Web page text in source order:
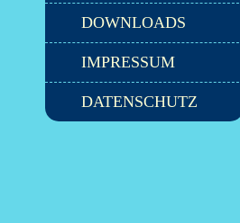
DOWNLOADS
IMPRESSUM
DATENSCHUTZ